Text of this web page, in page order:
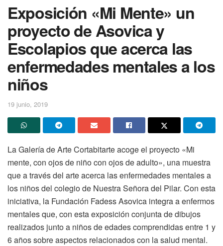
Exposición «Mi Mente» un
proyecto de Asovica y
Escolapios que acerca las
enfermedades mentales a los
niños
19 junio, 2019
La Galería de Arte Cortabitarte acoge el proyecto «Mi
mente, con ojos de niño con ojos de adulto», una muestra
que a través del arte acerca las enfermedades mentales a
los niños del colegio de Nuestra Señora del Pilar. Con esta
iniciativa, la Fundación Fadess Asovica integra a enfermos
mentales que, con esta exposición conjunta de dibujos
realizados junto a niños de edades comprendidas entre 1 y
6 años sobre aspectos relacionados con la salud mental.